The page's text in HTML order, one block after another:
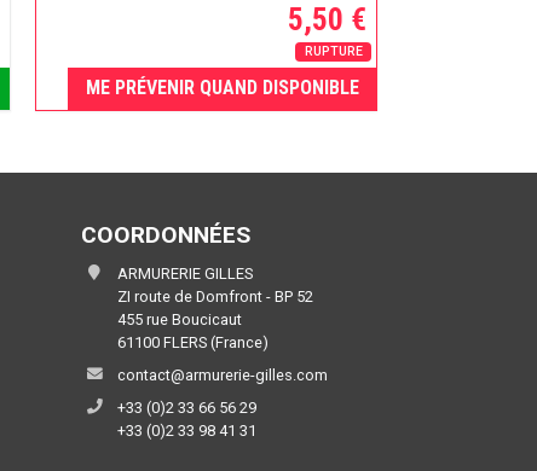
5,50 €
RUPTURE
ME PRÉVENIR QUAND DISPONIBLE
COORDONNÉES
ARMURERIE GILLES
ZI route de Domfront - BP 52
455 rue Boucicaut
61100 FLERS (France)
contact@armurerie-gilles.com
+33 (0)2 33 66 56 29
+33 (0)2 33 98 41 31